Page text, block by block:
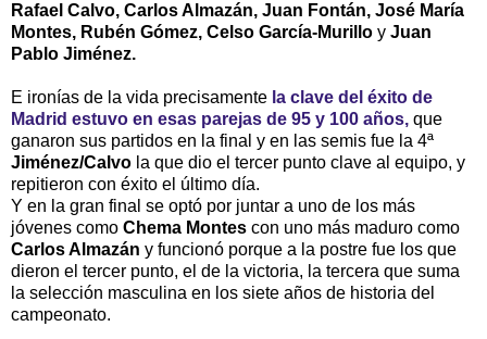
Rafael Calvo, Carlos Almazán, Juan Fontán, José María
Montes, Rubén Gómez, Celso García-Murillo y Juan
Pablo Jiménez.
E ironías de la vida precisamente la clave del éxito de
Madrid estuvo en esas parejas de 95 y 100 años, que
ganaron sus partidos en la final y en las semis fue la 4ª
Jiménez/Calvo la que dio el tercer punto clave al equipo, y
repitieron con éxito el último día.
Y en la gran final se optó por juntar a uno de los más
jóvenes como Chema Montes con uno más maduro como
Carlos Almazán y funcionó porque a la postre fue los que
dieron el tercer punto, el de la victoria, la tercera que suma
la selección masculina en los siete años de historia del
campeonato.